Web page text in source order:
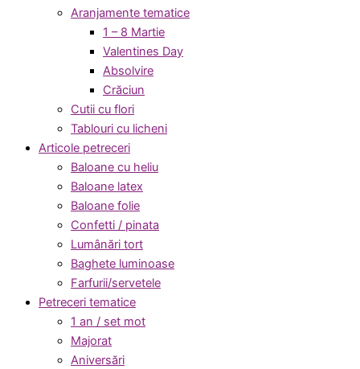
Aranjamente tematice
1 – 8 Martie
Valentines Day
Absolvire
Crăciun
Cutii cu flori
Tablouri cu licheni
Articole petreceri
Baloane cu heliu
Baloane latex
Baloane folie
Confetti / pinata
Lumânări tort
Baghete luminoase
Farfurii/servetele
Petreceri tematice
1 an / set mot
Majorat
Aniversări